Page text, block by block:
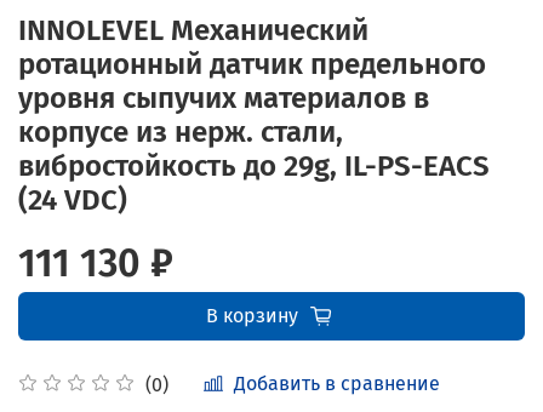
INNOLEVEL Механический
ротационный датчик предельного
уровня сыпучих материалов в
корпусе из нерж. стали,
вибростойкость до 29g, IL-PS-EACS
(24 VDC)
(0) Добавить в сравнение
111 130 ₽
В корзину